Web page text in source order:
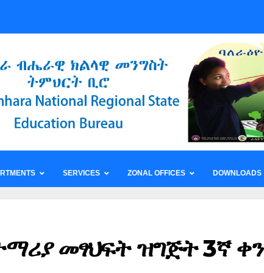
SERVICES ZONAL OFFICES DOWNLOADS
መፃህፍት ዝግጅት 3ኛ ቀን